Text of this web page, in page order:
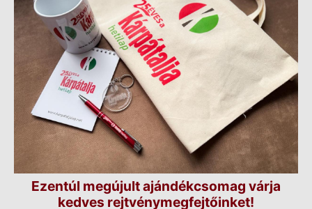
Ezentúl megújult ajándékcsomag várja
kedves rejtvénymegfejtőinket!